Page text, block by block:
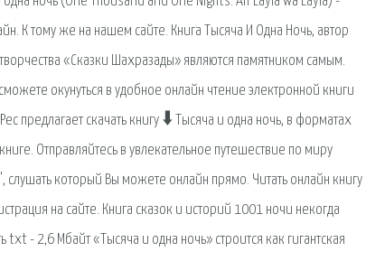
К тому же на нашем сайте. Книга Тысяча И Одна Ночь, автор
«Сказки Шахразады» являются памятником самым.
окунуться в удобное онлайн чтение электронной книги
предлагает скачать книгу 🠳 Тысяча и одна ночь, в форматах
Отправляйтесь в увлекательное путешествие по миру
который Вы можете онлайн прямо. Читать онлайн книгу
на сайте. Книга сказок и историй 1001 ночи некогда
txt - 2,6 Мбайт «Тысяча и одна ночь» строится как гигантская